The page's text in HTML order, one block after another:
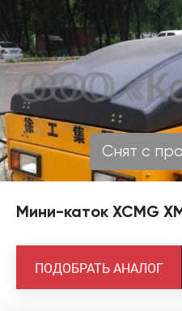
Снят с
Мини-каток XCMG
ПОДОБРАТЬ АНАЛОГ